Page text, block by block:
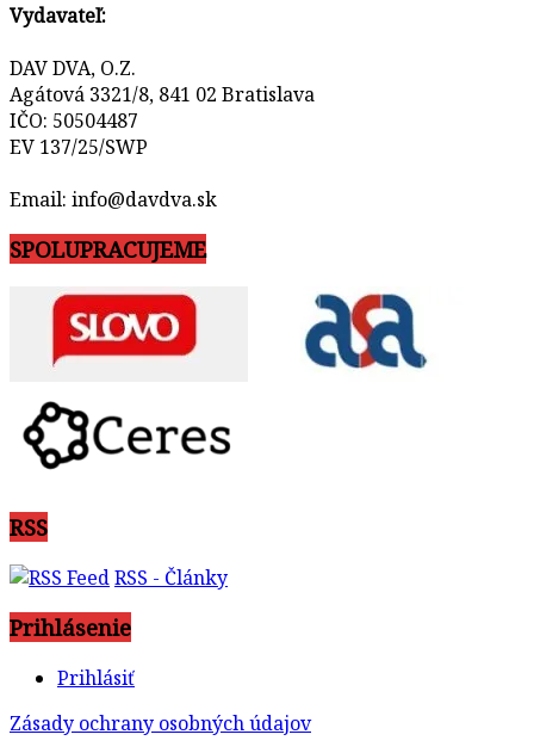
Vydavateľ:
DAV DVA, O.Z.
Agátová 3321/8, 841 02 Bratislava
IČO: 50504487
EV 137/25/SWP
Email: info@davdva.sk
SPOLUPRACUJEME
RSS
RSS - Články
Prihlásenie
Prihlásiť
Zásady ochrany osobných údajov